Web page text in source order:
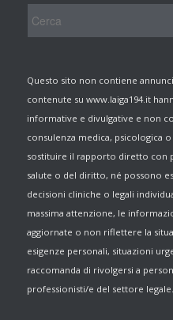
Questo sito non contiene
contenute su www.laiga194.it
informative e divulgative e non
consulenza medica, psicologica
sostituire il rapporto diretto con
salute o del diritto, né possono
decisioni cliniche o legali
massima attenzione, le
aggiornate o non riflettere la
esigenze personali, situazioni
raccomanda di rivolgersi a
professionisti/e del settore legale.